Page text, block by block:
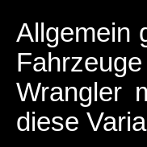
Allgemein
Wrangler
diese